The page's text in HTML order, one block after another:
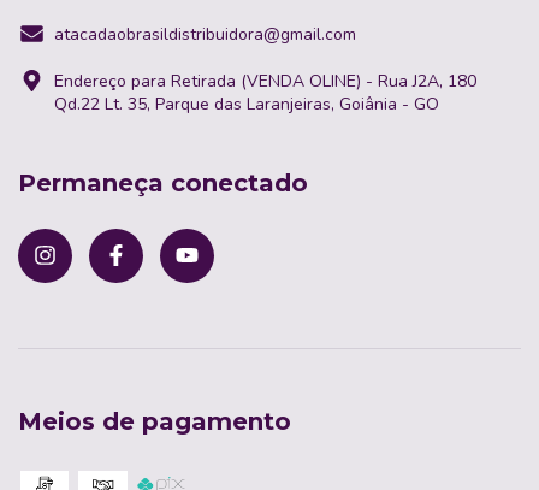
atacadaobrasildistribuidora@gmail.com
Endereço para Retirada (VENDA OLINE) - Rua J2A, 180
Qd.22 Lt. 35, Parque das Laranjeiras, Goiânia - GO
Permaneça conectado
Meios de pagamento